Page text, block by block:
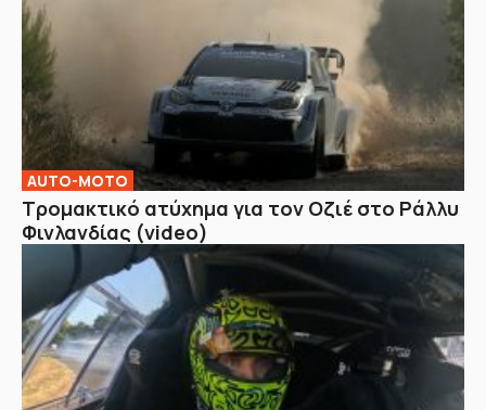
AUTO-MOTO
Τρομακτικό ατύχημα για τον Οζιέ στο Ράλλυ
Φινλανδίας (video)